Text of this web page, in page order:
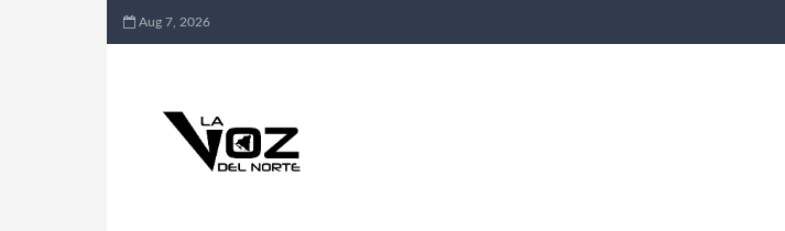
Aug 7, 2026